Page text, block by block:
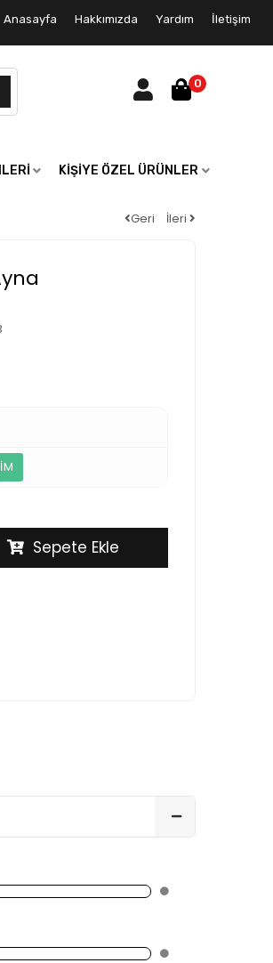
Anasayfa Hakkımızda Yardım İletişim
0
KIŞIYE ÖZEL ÜRÜNLER
Geri İleri
Sepete Ekle